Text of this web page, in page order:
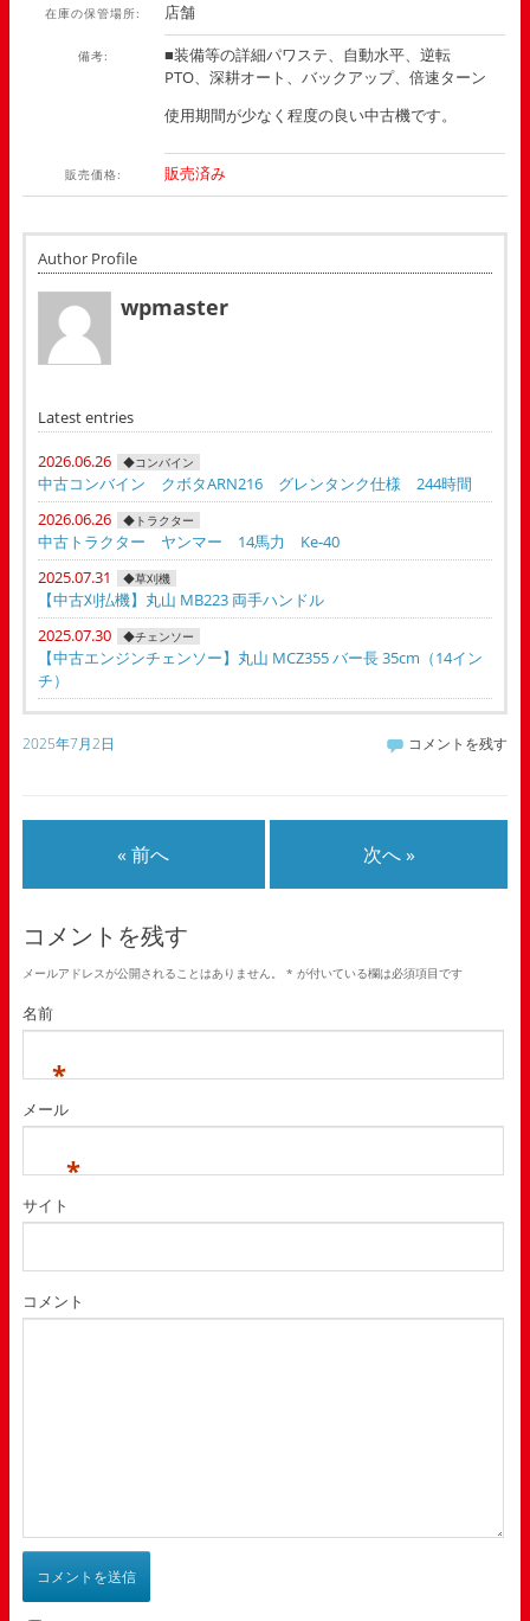
在庫の保管場所: 店舗
備考:
■装備等の詳細パワステ、自動水平、逆転
PTO、深耕オート、バックアップ、倍速ターン
使用期間が少なく程度の良い中古機です。
販売価格: 販売済み
Author Profile
wpmaster
Latest entries
2026.06.26 ◆コンバイン
中古コンバイン クボタARN216 グレンタンク仕様 244時間
2026.06.26
◆トラクター
中古トラクター ヤンマー 14馬力 Ke-40
2025.07.31
◆草刈機
【中古刈払機】丸山 MB223 両手ハンドル
2025.07.30
◆チェンソー
【中古エンジンチェンソー】丸山 MCZ355 バー長 35cm（14イン
チ）
2025年7月2日 コメントを残す
« 前へ 次へ »
コメントを残す
メールアドレスが公開されることはありません。 * が付いている欄は必須項目です
名前
*
メール
*
サイト
コメント